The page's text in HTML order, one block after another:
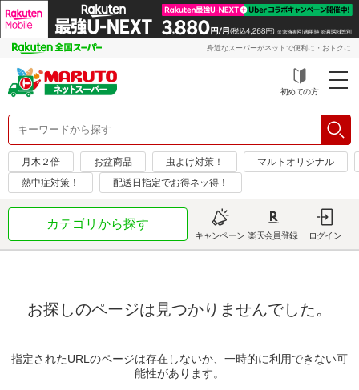
身近なスーパーがネットで便利に・おトクに
初めての方
月木２倍 お盆商品 虫よけ対策！
マルトオリジナル
熱中症対策！
配送日指定でお得ネッ得！
カテゴリから探す
キャンペーン 楽天会員登録 ログイン
お探しのページは見つかりませんでした。
指定されたURLのページは存在しないか、一時的に利用できない可
能性があります。